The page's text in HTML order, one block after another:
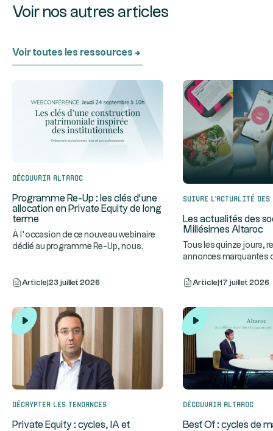
Voir nos autres articles
Voir toutes les ressources
Découvrir Altaroc
Programme Re-Up : les clés d’une
allocation en Private Equity de long
terme
À l’occasion de ce nouveau webinaire
dédié au programme Re-Up, nous
Article 23 juillet 2026
Suivre l’actualité
Les actualités des
Millésimes Altaroc
Tous les quinze jours,
annonces marquantes
Article 17 juillet 2026
Décrypter les tendances
Private Equity : cycles, IA et
Découvrir Altaroc
Best Of : cycles de